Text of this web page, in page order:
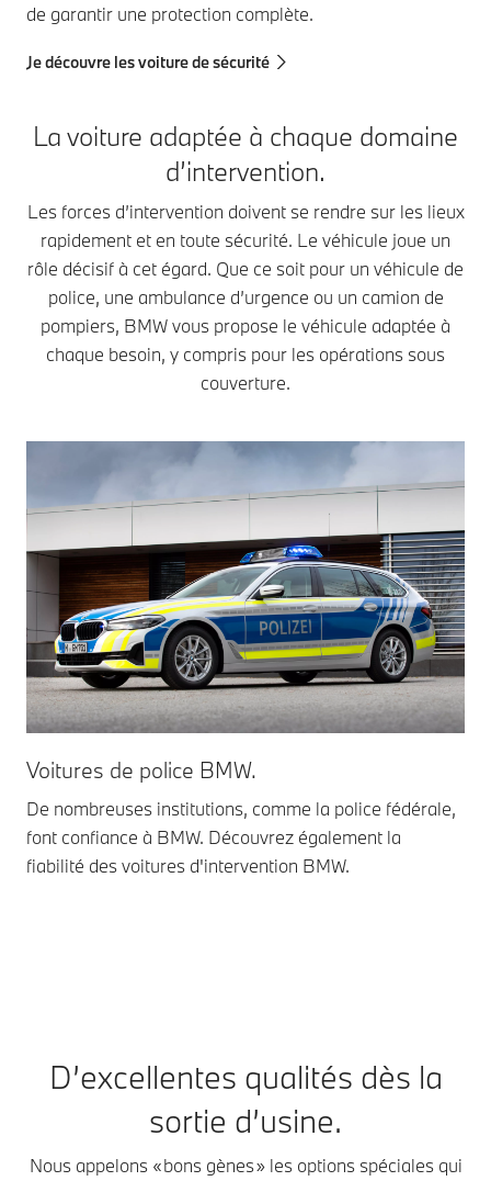
de garantir une protection complète.
Je découvre les voiture de sécurité
La voiture adaptée à chaque domaine
d’intervention.
Les forces d’intervention doivent se rendre sur les lieux
rapidement et en toute sécurité. Le véhicule joue un
rôle décisif à cet égard. Que ce soit pour un véhicule de
police, une ambulance d’urgence ou un camion de
pompiers, BMW vous propose le véhicule adaptée à
chaque besoin, y compris pour les opérations sous
couverture.
Voitures de police BMW.
De nombreuses institutions, comme la police fédérale,
font confiance à BMW. Découvrez également la
fiabilité des voitures d'intervention BMW.
D’excellentes qualités dès la
sortie d’usine.
Nous appelons « bons gènes » les options spéciales qui